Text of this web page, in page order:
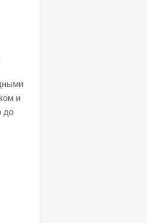
и
до